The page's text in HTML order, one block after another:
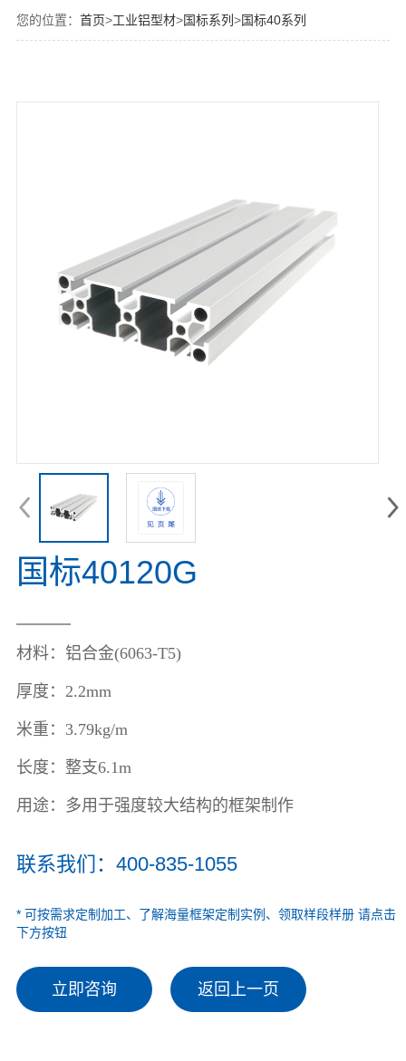
您的位置： 首页>工业铝型材>国标系列 >国标40系列
国标40120G
材料： 铝合金(6063-T5)
厚度：2.2mm
米重： 3.79kg/m
长度： 整支6.1m
用途： 多用于强度较大结构的框架制作
联系我们：400-835-1055
* 可按需求定制加工、了解海量框架定制实例、领取样段样册 请点击
下方按钮
立即咨询 返回上一页